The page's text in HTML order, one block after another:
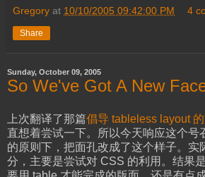
Gregory at 10/10/2005 09:42:00 PM 4
Share
Sunday, October 09, 2005
So We've Got A New
上次翻译了那篇倡导 tableless layout
直想着尝试一下。所以今天响应这个号
的原则下，把面孔改成了这个样子。实
分，主要是尝试对 CSS 的利用。结果